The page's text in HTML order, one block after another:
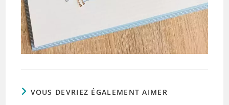
VOUS DEVRIEZ ÉGALEMENT AIMER